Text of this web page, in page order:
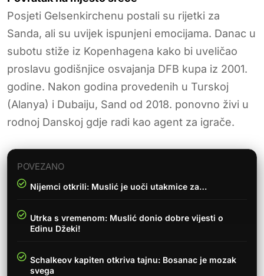
Posjeti Gelsenkirchenu postali su rijetki za
Sanda, ali su uvijek ispunjeni emocijama. Danac u
subotu stiže iz Kopenhagena kako bi uveličao
proslavu godišnjice osvajanja DFB kupa iz 2001.
godine. Nakon godina provedenih u Turskoj
(Alanya) i Dubaiju, Sand od 2018. ponovno živi u
rodnoj Danskoj gdje radi kao agent za igrače.
POVEZANO
Nijemci otkrili: Muslić je uoči utakmice za…
Utrka s vremenom: Muslić donio dobre vijesti o
Edinu Džeki!
Schalkeov kapiten otkriva tajnu: Bosanac je mozak
svega